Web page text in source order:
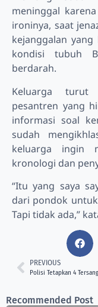
meninggal
ironinya, saat
kejanggalan yang
kondisi tubuh
berdarah.
Keluarga turut
pesantren yang
informasi soal
sudah
keluarga ingin
kronologi dan
“Itu yang saya
dari pondok
Tapi tidak ada,”
PREVIOUS
Recommended Post